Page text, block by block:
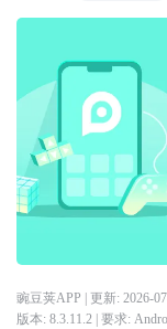
豌豆荚APP | 更新: 2026-
版本: 8.3.11.2| 要求: